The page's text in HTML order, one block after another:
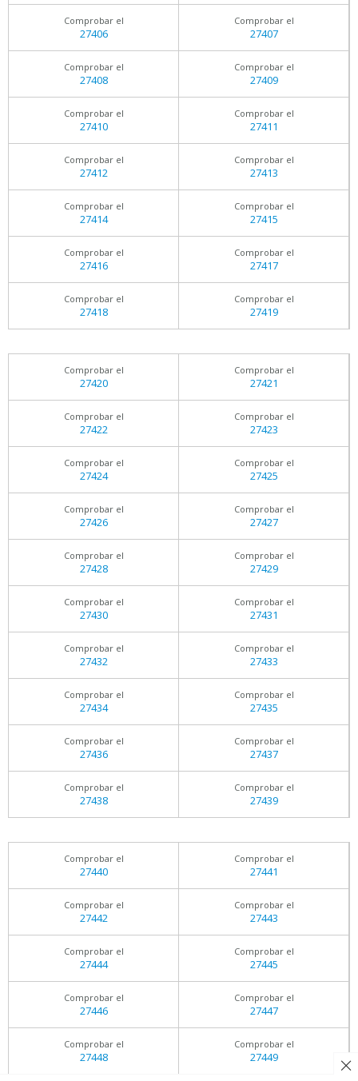
Comprobar el
27406
Comprobar el
27407
Comprobar el
27408
Comprobar el
27409
Comprobar el
27410
Comprobar el
27411
Comprobar el
27412
Comprobar el
27413
Comprobar el
27414
Comprobar el
27415
Comprobar el
27416
Comprobar el
27417
Comprobar el
27418
Comprobar el
27419
Comprobar el
27420
Comprobar el
27421
Comprobar el
27422
Comprobar el
27423
Comprobar el
27424
Comprobar el
27425
Comprobar el
27426
Comprobar el
27427
Comprobar el
27428
Comprobar el
27429
Comprobar el
27430
Comprobar el
27431
Comprobar el
27432
Comprobar el
27433
Comprobar el
27434
Comprobar el
27435
Comprobar el
27436
Comprobar el
27437
Comprobar el
27438
Comprobar el
27439
Comprobar el
27440
Comprobar el
27441
Comprobar el
27442
Comprobar el
27443
Comprobar el
27444
Comprobar el
27445
Comprobar el
27446
Comprobar el
27447
Comprobar el
27448
Comprobar el
27449